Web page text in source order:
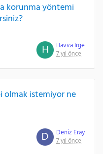
korunma yöntemi
H
Havva Irge
7 yıl önce
olmak istemiyor ne
D
Deniz Eray
7 yıl önce